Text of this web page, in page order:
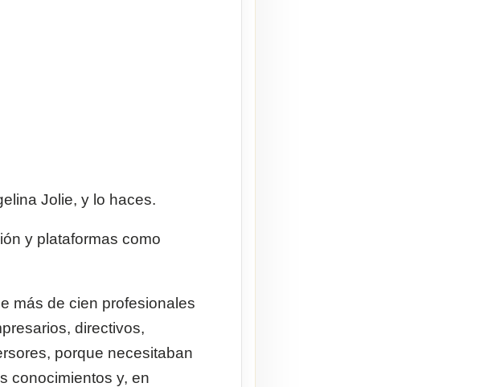
Jolie, y lo haces.
y plataformas como
más de cien profesionales
directivos,
porque necesitaban
conocimientos y, en